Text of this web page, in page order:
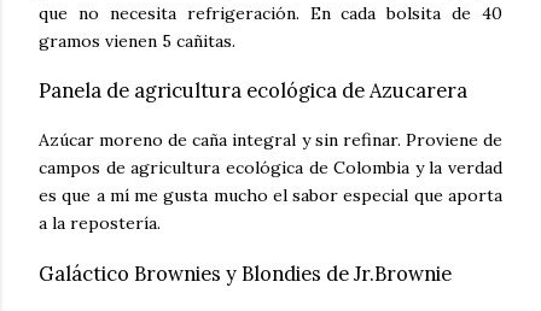
que no necesita refrigeración. En cada bolsita de 40
gramos vienen 5 cañitas.
Panela de agricultura ecológica de Azucarera
Azúcar moreno de caña integral y sin refinar. Proviene de
campos de agricultura ecológica de Colombia y la verdad
es que a mí me gusta mucho el sabor especial que aporta
a la repostería.
Galáctico Brownies y Blondies de Jr.Brownie